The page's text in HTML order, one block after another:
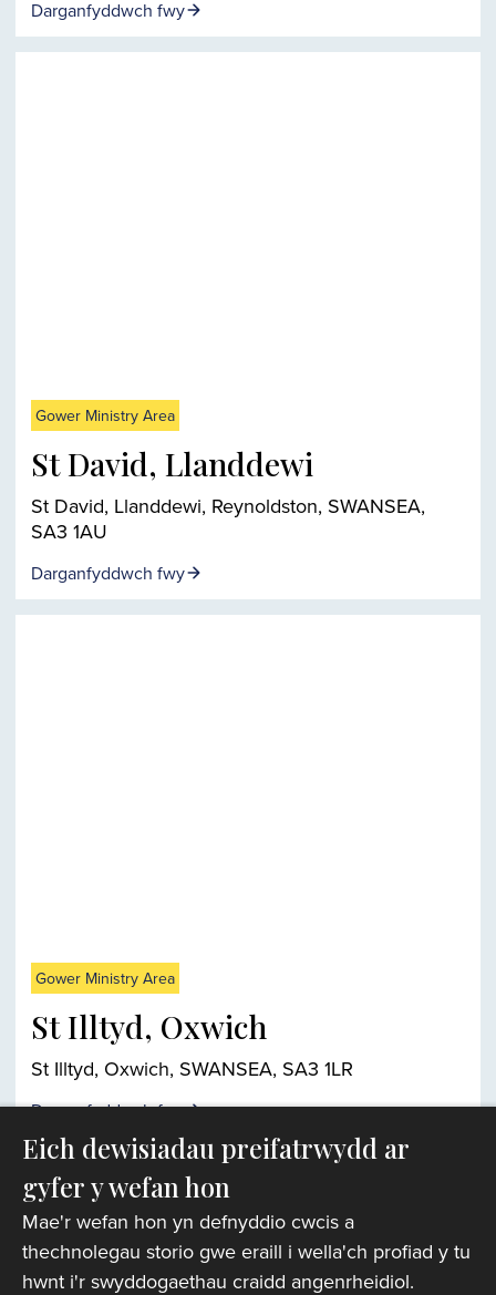
Darganfyddwch fwy
Gower Ministry Area
St David, Llanddewi
St David, Llanddewi, Reynoldston, SWANSEA,
SA3 1AU
Darganfyddwch fwy
Gower Ministry Area
St Illtyd, Oxwich
St Illtyd, Oxwich, SWANSEA, SA3 1LR
Darganfyddwch fwy
Chwiliwr eglwysi
Eich dewisiadau preifatrwydd ar
gyfer y wefan hon
Mae'r wefan hon yn defnyddio cwcis a
thechnolegau storio gwe eraill i wella'ch profiad y tu
hwnt i'r swyddogaethau craidd angenrheidiol.